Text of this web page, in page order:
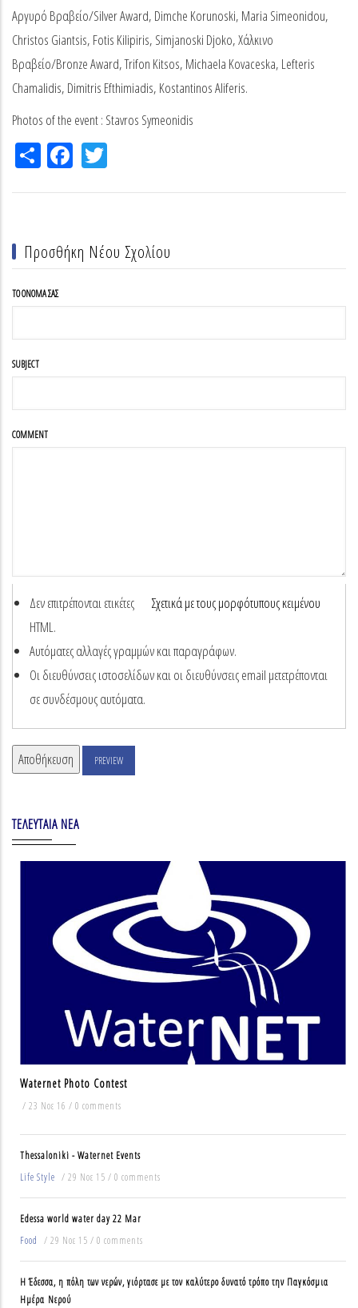
Αργυρό Βραβείο/Silver Award, Dimche Korunoski, Maria Simeonidou,
Christos Giantsis, Fotis Kilipiris, Simjanoski Djoko, Χάλκινο
Βραβείο/Bronze Award, Trifon Kitsos, Michaela Κovaceska, Lefteris
Chamalidis, Dimitris Efthimiadis, Kostantinos Aliferis.
Photos of the event : Stavros Symeonidis
ShareFacebook
Προσθήκη Νέου Σχολίου
ΤΟ ΌΝΟΜΆ ΣΑΣ
SUBJECT
COMMENT
Σχετικά με τους μορφότυπους κειμένου
Δεν επιτρέπονται ετικέτες
HTML.
Αυτόματες αλλαγές γραμμών και παραγράφων.
Οι διευθύνσεις ιστοσελίδων και οι διευθύνσεις email μετετρέπονται
σε συνδέσμους αυτόματα.
ΤΕΛΕΥΤΑΊΑ ΝΈΑ
Waternet Photo Contest
/ 23 Νοε 16 / 0 comments
Thessaloniki - Waternet Events
Life Style / 29 Νοε 15 / 0 comments
Edessa world water day 22 Mar
Food / 29 Νοε 15 / 0 comments
Η Έδεσσα, η πόλη των νερών, γιόρτασε με τον καλύτερο δυνατό τρόπο την Παγκόσμια
Ημέρα Νερού